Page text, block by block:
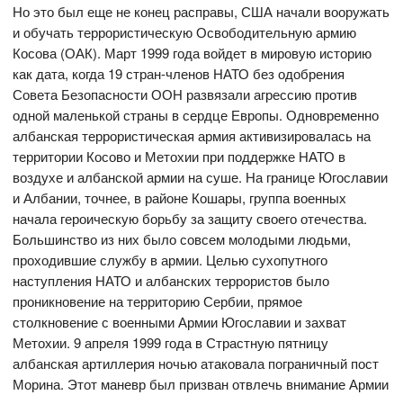
Но это был еще не конец расправы, США начали вооружать
и обучать террористическую Освободительную армию
Косова (ОАК). Март 1999 года войдет в мировую историю
как дата, когда 19 стран-членов НАТО без одобрения
Совета Безопасности ООН развязали агрессию против
одной маленькой страны в сердце Европы. Одновременно
албанская террористическая армия активизировалась на
территории Косово и Метохии при поддержке НАТО в
воздухе и албанской армии на суше. На границе Югославии
и Албании, точнее, в районе Кошары, группа военных
начала героическую борьбу за защиту своего отечества.
Большинство из них было совсем молодыми людьми,
проходившие службу в армии. Целью сухопутного
наступления НАТО и албанских террористов было
проникновение на территорию Сербии, прямое
столкновение с военными Армии Югославии и захват
Метохии. 9 апреля 1999 года в Страстную пятницу
албанская артиллерия ночью атаковала пограничный пост
Морина. Этот маневр был призван отвлечь внимание Армии